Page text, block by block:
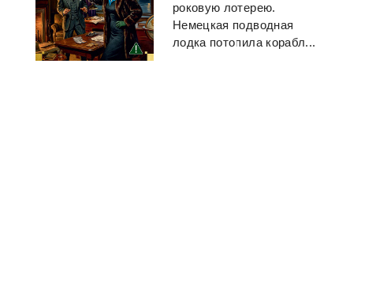
роковую лотерею.
Немецкая подводная
лодка потопила корабл...